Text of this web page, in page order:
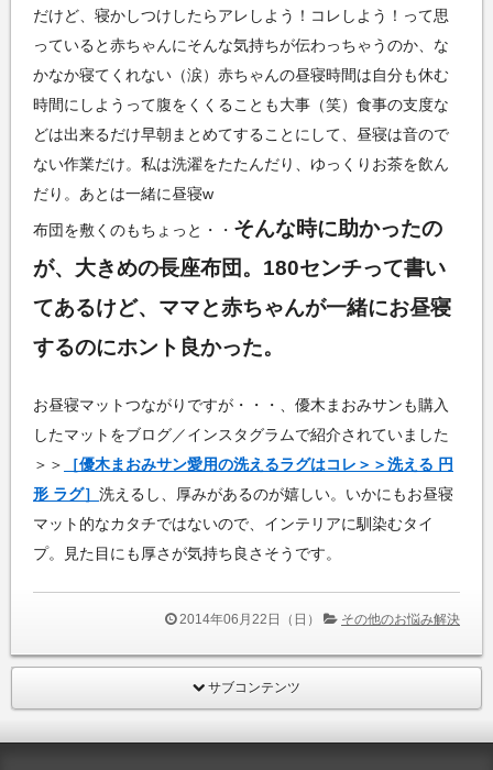
だけど、寝かしつけしたらアレしよう！コレしよう！って思
っていると赤ちゃんにそんな気持ちが伝わっちゃうのか、な
かなか寝てくれない（涙）赤ちゃんの昼寝時間は自分も休む
時間にしようって腹をくくることも大事（笑）食事の支度な
どは出来るだけ早朝まとめてすることにして、昼寝は音ので
ない作業だけ。私は洗濯をたたんだり、ゆっくりお茶を飲ん
だり。あとは一緒に昼寝w
布団を敷くのもちょっと・・ そんな時に助かったの
が、大きめの長座布団。180センチって書い
てあるけど、ママと赤ちゃんが一緒にお昼寝
するのにホント良かった。
お昼寝マットつながりですが・・・、優木まおみサンも購入
したマットをブログ／インスタグラムで紹介されていました
＞＞
［優木まおみサン愛用の洗えるラグはコレ＞＞洗える 円
形 ラグ］ 洗えるし、厚みがあるのが嬉しい。いかにもお昼寝
マット的なカタチではないので、インテリアに馴染むタイ
プ。見た目にも厚さが気持ち良さそうです。
2014年06月22日（日） その他のお悩み解決
サブコンテンツ